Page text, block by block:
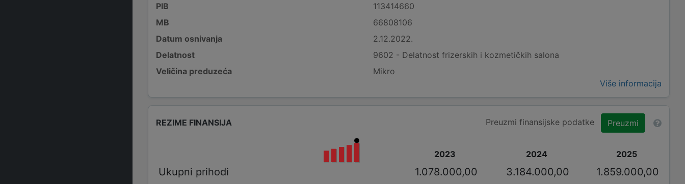
PIB
113414660
MB
66808106
Datum osnivanja
2.12.2022.
Delatnost
9602 - Delatnost frizerskih i kozmetičkih salona
Veličina preduzeća
Mikro
Više informacija
REZIME FINANSIJA Preuzmi finansijske podatke Preuzmi
2023 2024 2025
Ukupni prihodi 1.078.000,00 3.184.000,00
1.859.000,00